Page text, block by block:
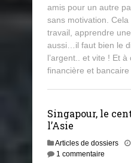
i
l
l
e
2
0
amis pour un autre
sans motivation.
travail, apprendre
aussi…il faut bien le
l’argent.. et vite ! Et
financière et
Singapour, le
l’Asie
Articles de dossiers
1 commentaire